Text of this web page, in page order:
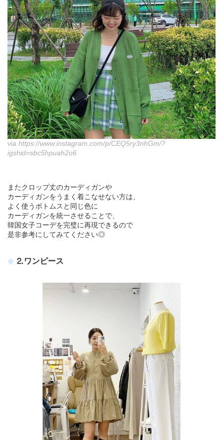
via https://www.instagram.com/p/CEQ5ry3nhGm/?
igshid=sbc5hpuah2o6
またクロップ丈のカーディガンや
カーディガンをうまく着こなせない方は、
よく使うボトムスと同じ色に
カーディガンを統一させることで、
韓国女子コーデを完璧に再現できるので
是非参考にしてみてください◎
⒉ワンピース